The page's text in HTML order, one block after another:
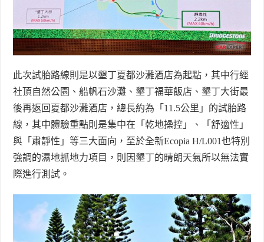
此次試胎路線則是以墾丁夏都沙灘酒店為起點，其中行經
社頂自然公園、船帆石沙灘、墾丁福華飯店、墾丁大街最
後再返回夏都沙灘酒店，總長約為「 11.5公里」的試胎路
線，其中體驗重點則是集中在「乾地操控」、「舒適性」
與「肅靜性」等三大面向，至於全新Ecopia H/L001也特別
強調的濕地抓地力項目，則因墾丁的晴朗天氣所以無法實
際進行測試。